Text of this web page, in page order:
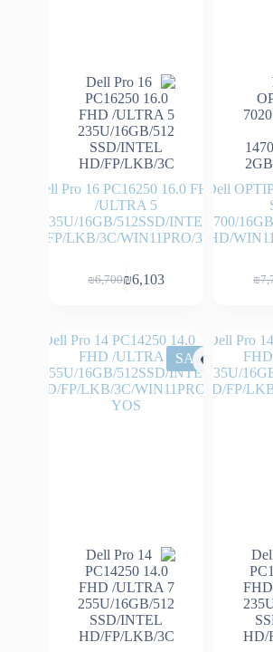
Dell
14700/
L HD/
₪
Dell Pro 16 PC16250 16.0 FHD
/ULTRA 5
235U/16GB/512SSD/INTEL
HD/FP/LKB/3C/WIN11PRO/3YOS
₪6,700
המחיר
₪6,700.
₪6,103 המחיר
₪6,103.
SALE